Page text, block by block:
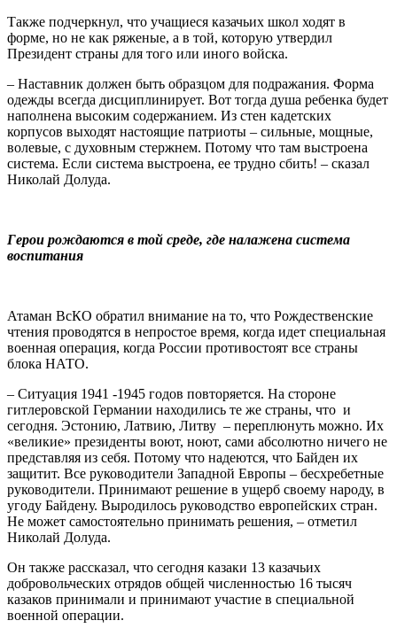
Также подчеркнул, что учащиеся казачьих школ ходят в
форме, но не как ряженые, а в той, которую утвердил
Президент страны для того или иного войска.
– Наставник должен быть образцом для подражания. Форма
одежды всегда дисциплинирует. Вот тогда душа ребенка будет
наполнена высоким содержанием. Из стен кадетских
корпусов выходят настоящие патриоты – сильные, мощные,
волевые, с духовным стержнем. Потому что там выстроена
система. Если система выстроена, ее трудно сбить! – сказал
Николай Долуда.
Герои рождаются в той среде, где налажена система
воспитания
Атаман ВсКО обратил внимание на то, что Рождественские
чтения проводятся в непростое время, когда идет специальная
военная операция, когда России противостоят все страны
блока НАТО.
– Ситуация 1941 -1945 годов повторяется. На стороне
гитлеровской Германии находились те же страны, что и
сегодня. Эстонию, Латвию, Литву – переплюнуть можно. Их
«великие» президенты воют, ноют, сами абсолютно ничего не
представляя из себя. Потому что надеются, что Байден их
защитит. Все руководители Западной Европы – бесхребетные
руководители. Принимают решение в ущерб своему народу, в
угоду Байдену. Выродилось руководство европейских стран.
Не может самостоятельно принимать решения, – отметил
Николай Долуда.
Он также рассказал, что сегодня казаки 13 казачьих
добровольческих отрядов общей численностью 16 тысяч
казаков принимали и принимают участие в специальной
военной операции.